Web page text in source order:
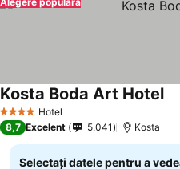
4 Stele Hotel
Kosta Boda Art Hotel
8,7 Excelent 5.041 Kosta
Selectați datele pentru a